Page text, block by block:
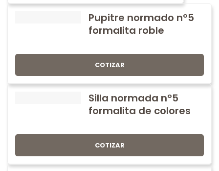
Pupitre normado nº5
formalita roble
COTIZAR
Silla normada nº5
formalita de colores
COTIZAR